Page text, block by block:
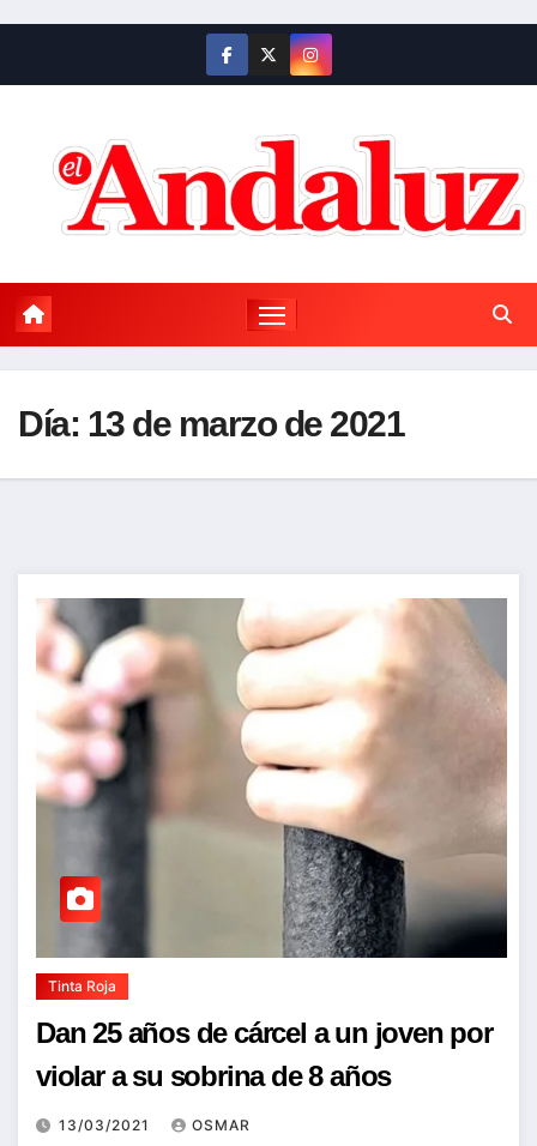
contenido
Día: 13 de marzo de 2021
Tinta Roja
Dan 25 años de cárcel a un joven por
violar a su sobrina de 8 años
13/03/2021 OSMAR